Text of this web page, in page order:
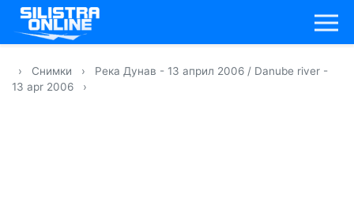
› Снимки ›
Река Дунав - 13 април 2006 / Danube river -
13 apr 2006
›